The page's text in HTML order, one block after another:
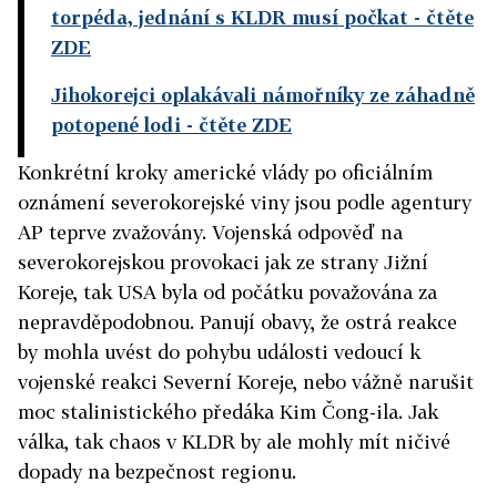
torpéda, jednání s KLDR musí počkat - čtěte
ZDE
Jihokorejci oplakávali námořníky ze záhadně
potopené lodi - čtěte ZDE
Konkrétní kroky americké vlády po oficiálním
oznámení severokorejské viny jsou podle agentury
AP teprve zvažovány. Vojenská odpověď na
severokorejskou provokaci jak ze strany Jižní
Koreje, tak USA byla od počátku považována za
nepravděpodobnou. Panují obavy, že ostrá reakce
by mohla uvést do pohybu události vedoucí k
vojenské reakci Severní Koreje, nebo vážně narušit
moc stalinistického předáka Kim Čong-ila. Jak
válka, tak chaos v KLDR by ale mohly mít ničivé
dopady na bezpečnost regionu.